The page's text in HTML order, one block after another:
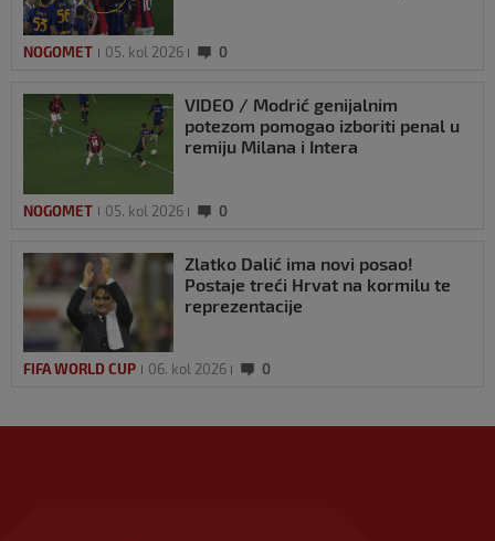
NOGOMET 05. kol 2026 0
VIDEO / Modrić genijalnim
potezom pomogao izboriti penal u
remiju Milana i Intera
NOGOMET 05. kol 2026 0
Zlatko Dalić ima novi posao!
Postaje treći Hrvat na kormilu te
reprezentacije
FIFA WORLD CUP 06. kol 2026 0